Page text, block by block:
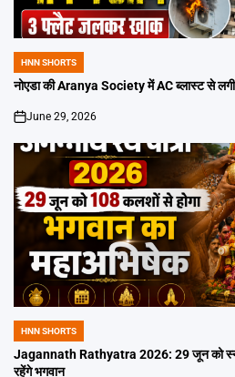
POSTED
IN
HNN SHORTS
नोएडा की Aranya Society में AC ब्लास्ट से
on
June 29, 2026
POSTED
IN
HNN SHORTS
Jagannath Rathyatra 2026: 29 जून को स्नान
रहेंगे भगवान